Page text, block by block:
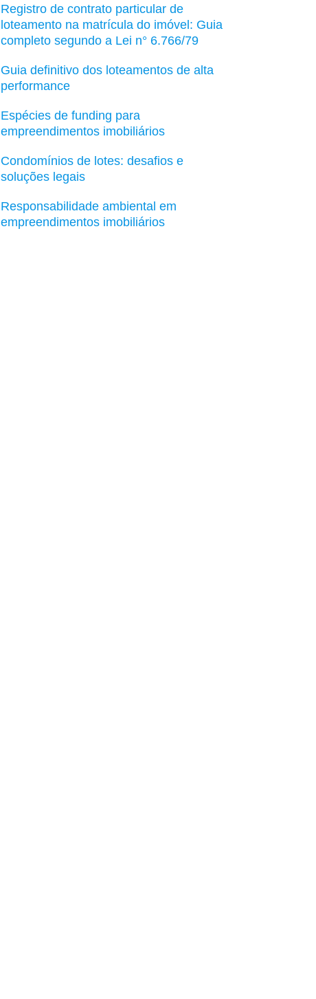
Registro de contrato particular de
loteamento na matrícula do imóvel: Guia
completo segundo a Lei n° 6.766/79
Guia definitivo dos loteamentos de alta
performance
Espécies de funding para
empreendimentos imobiliários
Condomínios de lotes: desafios e
soluções legais
Responsabilidade ambiental em
empreendimentos imobiliários